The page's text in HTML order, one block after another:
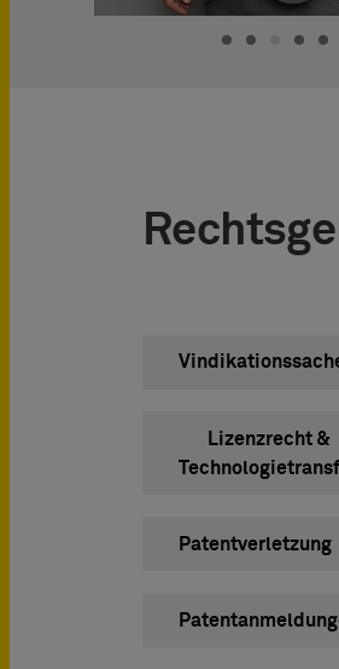
Lizenzrecht &
Patentverletzung